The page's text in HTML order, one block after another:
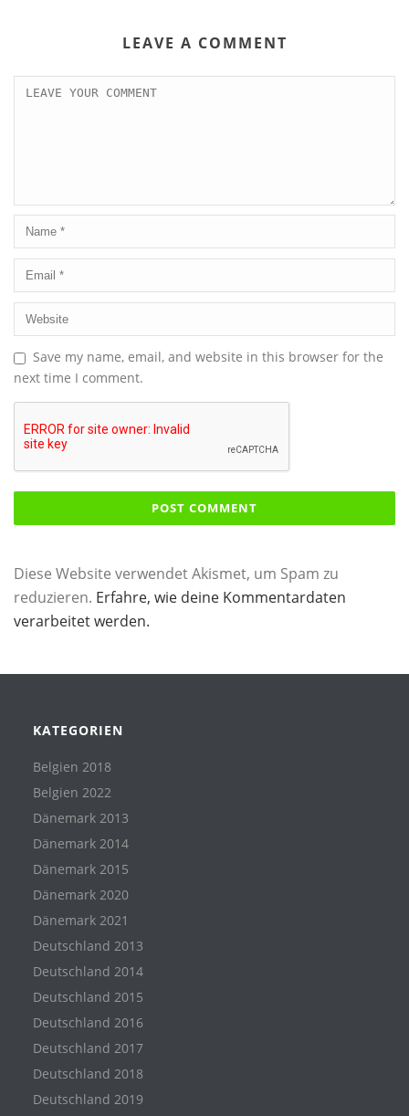
LEAVE A COMMENT
Save my name, email, and website in this browser for the
next time I comment.
Diese Website verwendet Akismet, um Spam zu
reduzieren. Erfahre, wie deine Kommentardaten
verarbeitet werden.
KATEGORIEN
Belgien 2018
Belgien 2022
Dänemark 2013
Dänemark 2014
Dänemark 2015
Dänemark 2020
Dänemark 2021
Deutschland 2013
Deutschland 2014
Deutschland 2015
Deutschland 2016
Deutschland 2017
Deutschland 2018
Deutschland 2019